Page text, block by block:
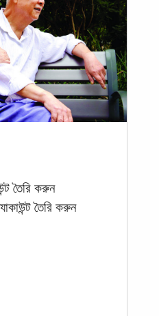
তৈরি করুন
তৈরি করুন